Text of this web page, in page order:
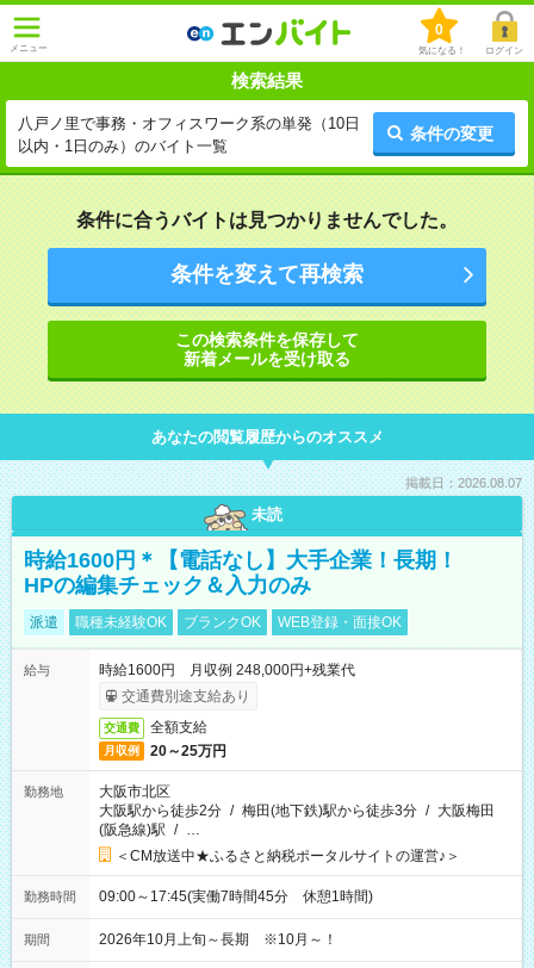
メニュー
0
気になる！ ログイン
検索結果
八戸ノ里で事務・オフィスワーク系の単発（10日
以内・1日のみ）のバイト一覧
条件の変更
条件に合うバイトは見つかりませんでした。
条件を変えて再検索
この検索条件を保存して
新着メールを受け取る
あなたの閲覧履歴からのオススメ
掲載日：2026.08.07
未読
時給1600円＊【電話なし】大手企業！長期！
HPの編集チェック＆入力のみ
派遣 職種未経験OK ブランクOK WEB登録・面接OK
給与
時給1600円 月収例 248,000円+残業代
交通費別途支給あり
交通費 全額支給
月収例 20～25万円
勤務地
大阪市北区
大阪駅から徒歩2分 / 梅田(地下鉄)駅から徒歩3分 / 大阪梅田
(阪急線)駅 / …
＜CM放送中★ふるさと納税ポータルサイトの運営♪＞
勤務時間 09:00～17:45(実働7時間45分 休憩1時間)
期間 2026年10月上旬～長期 ※10月～！